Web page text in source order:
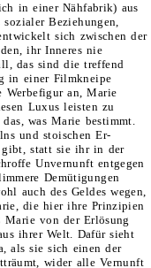
in einer Nähfabrik) aus
Beziehungen,
sich zwischen der
ihr Inneres nie
das sind die treffend
in einer Filmkneipe
Werbefigur an, Marie
Luxus leisten zu
was Marie bestimmt.
und stoischen Er-
gibt, statt sie ihr in der
Unvernunft entgegen
Demütigungen
auch des Geldes wegen,
die hier ihre Prinzipien
Marie von der Erlösung
ihrer Welt. Dafür sieht
als sie sich einen der
wider alle Vernunft